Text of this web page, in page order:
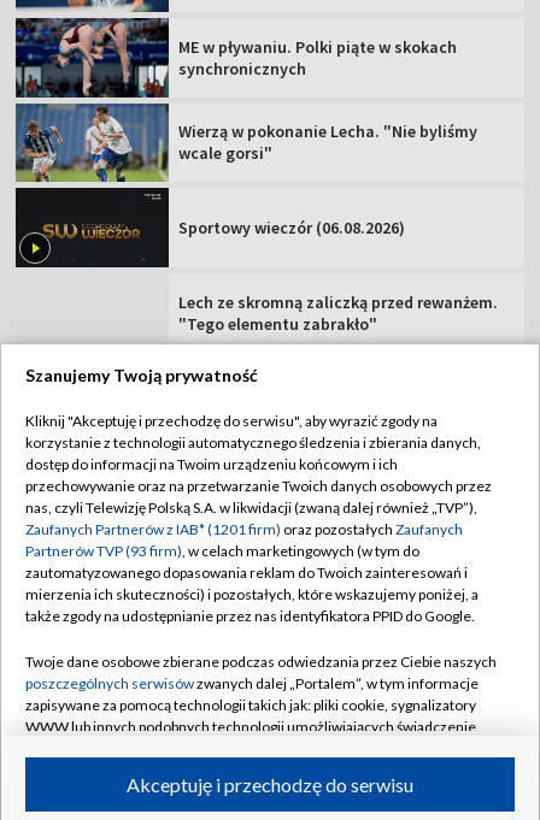
ME w pływaniu. Polki piąte w skokach
synchronicznych
Wierzą w pokonanie Lecha. "Nie byliśmy
wcale gorsi"
Sportowy wieczór (06.08.2026)
Lech ze skromną zaliczką przed rewanżem.
"Tego elementu zabrakło"
TVP
Abonament TVP
Sklep TVP
Biuro Reklamy
Oferta Handlowa
Emisja w TVP
Rada Programowa
Ogłoszenia przetargowe
Akademia Telewizyjna
Regulamin TVP
Polityka prywatności
Moje zgody
Biuro reklamy
Kanały
©2026 Telewizja Polska Spółka Akcyjna w likwidacji
Szanujemy Twoją prywatność
Kliknij "Akceptuję i przechodzę do serwisu", aby wyrazić zgody na
korzystanie z technologii automatycznego śledzenia i zbierania danych,
dostęp do informacji na Twoim urządzeniu końcowym i ich
przechowywanie oraz na przetwarzanie Twoich danych osobowych przez
nas, czyli Telewizję Polską S.A. w likwidacji (zwaną dalej również „TVP”),
Zaufanych Partnerów z IAB* (1201 firm) oraz pozostałych Zaufanych
Partnerów TVP (93 firm), w celach marketingowych (w tym do
zautomatyzowanego dopasowania reklam do Twoich zainteresowań i
mierzenia ich skuteczności) i pozostałych, które wskazujemy poniżej, a
także zgody na udostępnianie przez nas identyfikatora PPID do Google.
Twoje dane osobowe zbierane podczas odwiedzania przez Ciebie naszych
poszczególnych serwisówzwanych dalej „Portalem”, w tym informacje
zapisywane za pomocą technologii takich jak: pliki cookie, sygnalizatory
WWW lub innych podobnych technologii umożliwiających świadczenie
ruchu w Internecie.Akceptuję i przechodzę do serwisu